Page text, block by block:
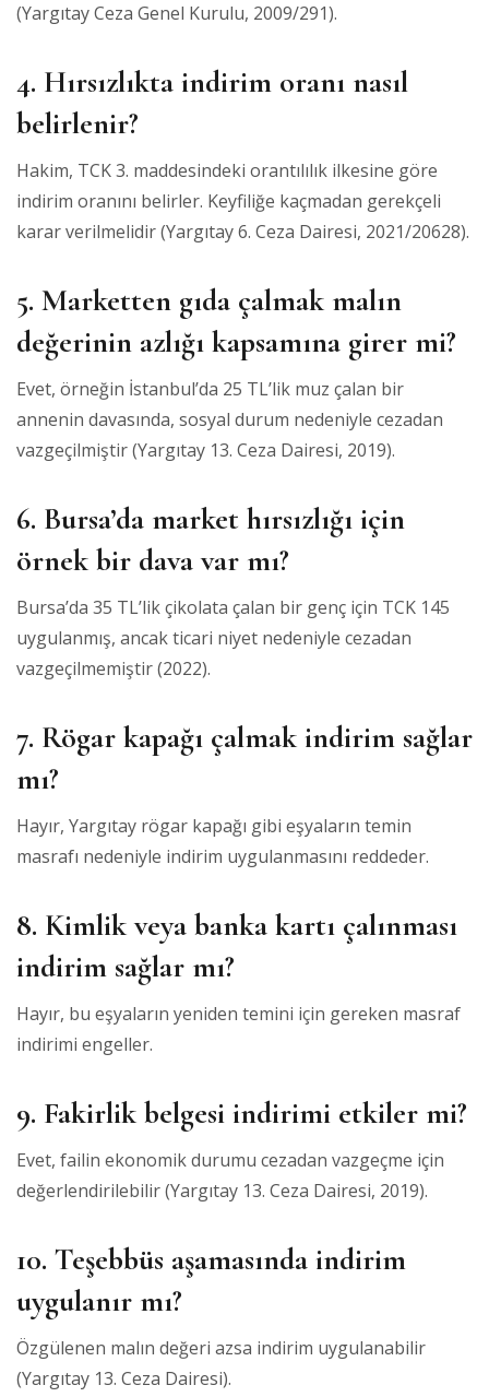
(Yargıtay Ceza Genel Kurulu, 2009/291).
4. Hırsızlıkta indirim oranı nasıl
belirlenir?
Hakim, TCK 3. maddesindeki orantılılık ilkesine göre
indirim oranını belirler. Keyfiliğe kaçmadan gerekçeli
karar verilmelidir (Yargıtay 6. Ceza Dairesi, 2021/20628).
5. Marketten gıda çalmak malın
değerinin azlığı kapsamına girer mi?
Evet, örneğin İstanbul’da 25 TL’lik muz çalan bir
annenin davasında, sosyal durum nedeniyle cezadan
vazgeçilmiştir (Yargıtay 13. Ceza Dairesi, 2019).
6. Bursa’da market hırsızlığı için
örnek bir dava var mı?
Bursa’da 35 TL’lik çikolata çalan bir genç için TCK 145
uygulanmış, ancak ticari niyet nedeniyle cezadan
vazgeçilmemiştir (2022).
7. Rögar kapağı çalmak indirim sağlar
mı?
Hayır, Yargıtay rögar kapağı gibi eşyaların temin
masrafı nedeniyle indirim uygulanmasını reddeder.
8. Kimlik veya banka kartı çalınması
indirim sağlar mı?
Hayır, bu eşyaların yeniden temini için gereken masraf
indirimi engeller.
9. Fakirlik belgesi indirimi etkiler mi?
Evet, failin ekonomik durumu cezadan vazgeçme için
değerlendirilebilir (Yargıtay 13. Ceza Dairesi, 2019).
10. Teşebbüs aşamasında indirim
uygulanır mı?
Özgülenen malın değeri azsa indirim uygulanabilir
(Yargıtay 13. Ceza Dairesi).